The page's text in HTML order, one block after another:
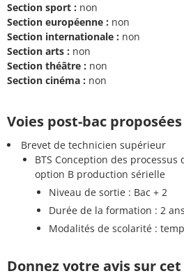
Section sport : non
Section européenne : non
Section internationale : non
Section arts : non
Section théâtre : non
Section cinéma : non
Voies post-bac proposées
Brevet de technicien supérieur
BTS Conception des
option B production sérielle
Niveau de sortie : Bac + 2
Durée de la formation : 2 ans
Modalités de scolarité :
Donnez votre avis sur